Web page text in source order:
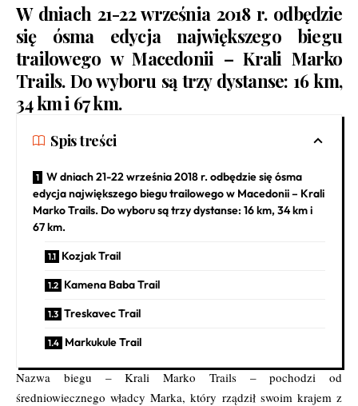
W dniach 21-22 września 2018 r. odbędzie
się ósma edycja największego biegu
trailowego w Macedonii –Krali Marko
Trails. Do wyboru są trzy dystanse: 16 km,
34 km i 67 km.
Spis treści
W dniach 21-22 września 2018 r. odbędzie się ósma
edycja największego biegu trailowego w Macedonii – Krali
Marko Trails. Do wyboru są trzy dystanse: 16 km, 34 km i
67 km.
Kozjak Trail
Kamena Baba Trail
Treskavec Trail
Markukule Trail
Nazwa biegu – Krali Marko Trails – pochodzi od
średniowiecznego władcy Marka, który rządził swoim krajem z